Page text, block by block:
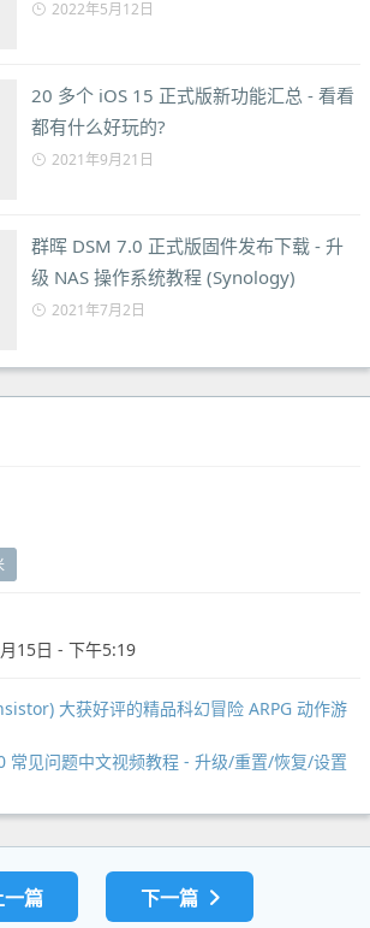
2022年5月12日
20 多个 iOS 15 正式版新功能汇总 - 看看
都有什么好玩的?
2021年9月21日
群晖 DSM 7.0 正式版固件发布下载 - 升
级 NAS 操作系统教程 (Synology)
2021年7月2日
15日 - 下午5:19
大获好评的精品科幻冒险 ARPG 动作游
常见问题中文视频教程 - 升级/重置/恢复/设置
一篇 下一篇